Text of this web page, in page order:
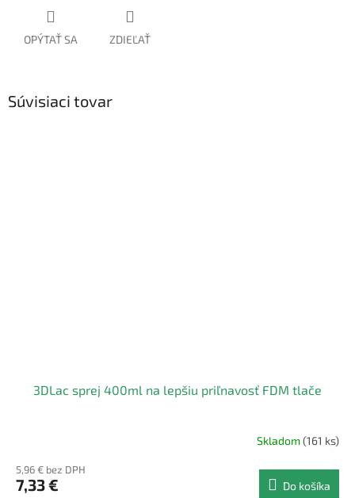
OPÝTAŤ SA ZDIEĽAŤ
Súvisiaci tovar
3DLac sprej 400ml na lepšiu priľnavosť FDM tlače
Skladom(161 ks)
5,96 € bez DPH
7,33 € Do košíka